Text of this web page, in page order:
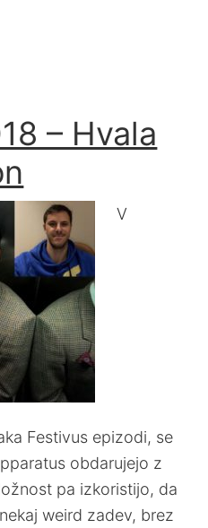
– Hvala
V
Festivus epizodi, se
obdarujejo z
pa izkoristijo, da
weird zadev, brez